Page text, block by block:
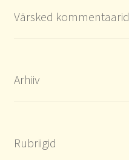
Värsked kommentaarid
Arhiiv
Rubriigid